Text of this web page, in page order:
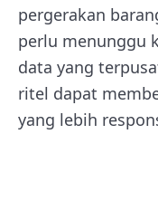
pergerakan
perlu menunggu
data yang
ritel dapat
yang lebih